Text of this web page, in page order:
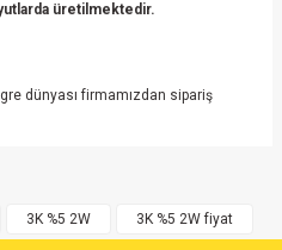
üretilmektedir.
dünyası firmamızdan sipariş
3K %5 2W 3K %5 2W fiyat